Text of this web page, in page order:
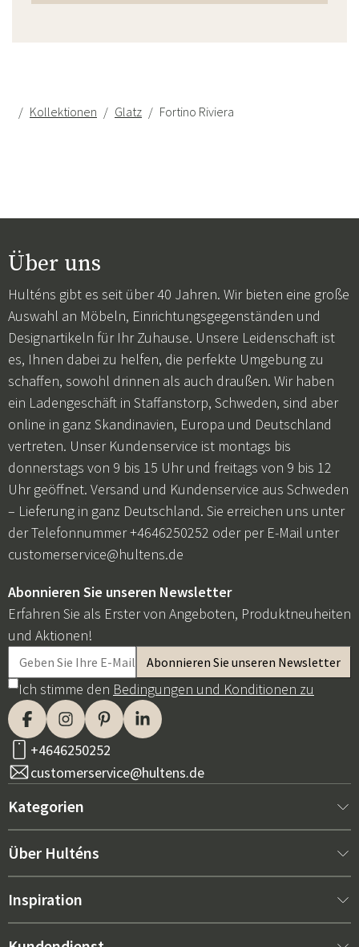
Kollektionen Glatz Fortino Riviera
Über uns
Hulténs gibt es seit über 40 Jahren. Wir bieten eine große
Auswahl an Möbeln, Einrichtungsgegenständen und
Designartikeln für Ihr Zuhause. Unsere Leidenschaft ist
es, Ihnen dabei zu helfen, die perfekte Umgebung zu
schaffen, sowohl drinnen als auch draußen. Wir haben
ein Ladengeschäft in Staffanstorp, Schweden, sind aber
online in ganz Skandinavien, Europa und Deutschland
vertreten. Unser Kundenservice ist montags bis
donnerstags von 9 bis 15 Uhr und freitags von 9 bis 12
Uhr geöffnet. Versand und Kundenservice aus Schweden
– Lieferung in ganz Deutschland. Sie erreichen uns unter
der Telefonnummer +4646250252 oder per E-Mail unter
customerservice@hultens.de
Abonnieren Sie unseren Newsletter
Erfahren Sie als Erster von Angeboten, Produktneuheiten
und Aktionen!
Ich stimme den Bedingungen und Konditionen zu
+4646250252
customerservice@hultens.de
Kategorien
Neu bei uns
Innenausstattung
Über Hulténs
Über Hulténs
Inspiration
Bestseller